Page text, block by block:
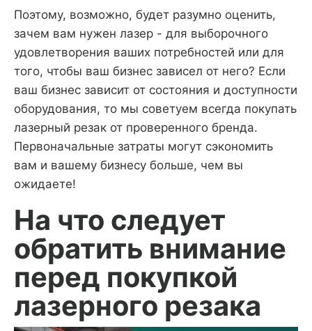
Поэтому, возможно, будет разумно оценить,
зачем вам нужен лазер - для выборочного
удовлетворения ваших потребностей или для
того, чтобы ваш бизнес зависел от него? Если
ваш бизнес зависит от состояния и доступности
оборудования, то мы советуем всегда покупать
лазерный резак от проверенного бренда.
Первоначальные затраты могут сэкономить
вам и вашему бизнесу больше, чем вы
ожидаете!
На что следует
обратить внимание
перед покупкой
лазерного резака